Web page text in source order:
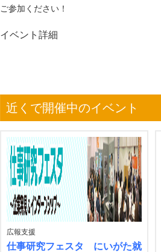
ご参加ください！
イベント詳細
近くで開催中のイベント
広報支援
仕事研究フェスタ にいがた就